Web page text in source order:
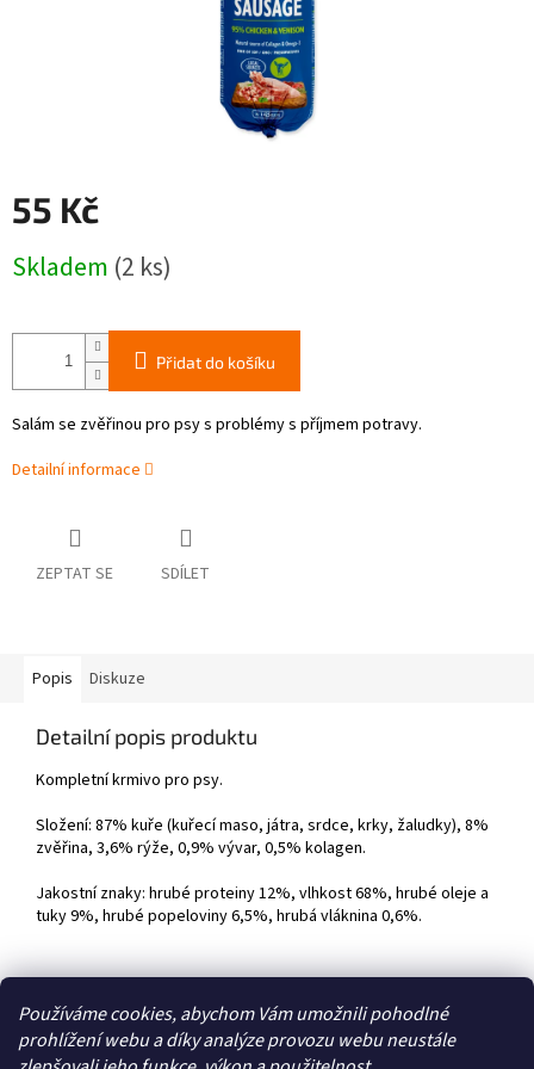
Používáme cookies, abychom Vám umožnili pohodlné
prohlížení webu a díky analýze provozu webu neustále
55 Kč
cena:
Skladem (2 ks)
Přidat do košíku
Salám se zvěřinou pro psy s problémy s příjmem potravy.
Detailní informace
ZEPTAT SE SDÍLET
Popis Diskuze
Detailní popis produktu
Kompletní krmivo pro psy.
Složení: 87% kuře (kuřecí maso, játra, srdce, krky, žaludky), 8%
zvěřina, 3,6% rýže, 0,9% vývar, 0,5% kolagen.
Jakostní znaky: hrubé proteiny 12%, vlhkost 68%, hrubé oleje a
tuky 9%, hrubé popeloviny 6,5%, hrubá vláknina 0,6%.
Zboží.cz Heureka.cz